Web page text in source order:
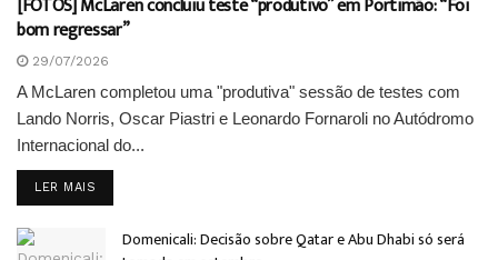
bom regressar”
29/07/2026
A McLaren completou uma "produtiva" sessão de testes com
Lando Norris, Oscar Piastri e Leonardo Fornaroli no Autódromo
Internacional do...
LER MAIS
Domenicali: Decisão sobre Qatar e Abu Dhabi só será